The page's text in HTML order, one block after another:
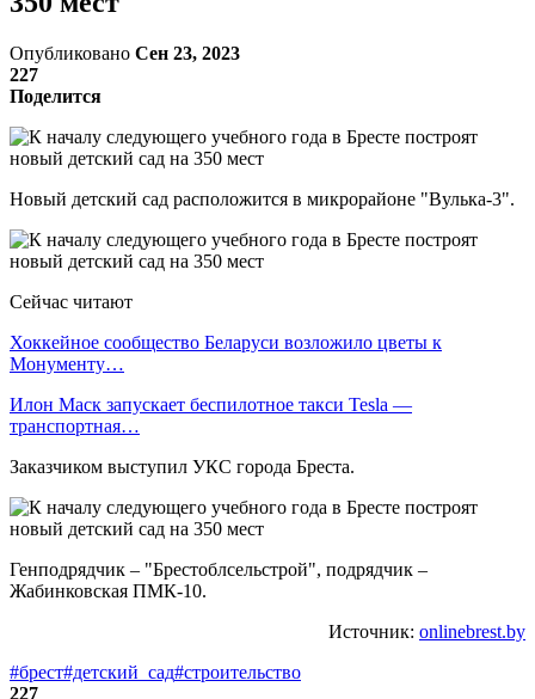
Опубликовано Сен 23, 2023
227
Поделится
Новый детский сад расположится в микрорайоне "Вулька-3".
Сейчас читают
Хоккейное сообщество Беларуси возложило цветы к
Монументу…
Илон Маск запускает беспилотное такси Tesla —
транспортная…
Заказчиком выступил УКС города Бреста.
Генподрядчик – "Брестоблсельстрой", подрядчик –
Жабинковская ПМК-10.
Источник: onlinebrest.by
#брест#детский_сад#строительство
227